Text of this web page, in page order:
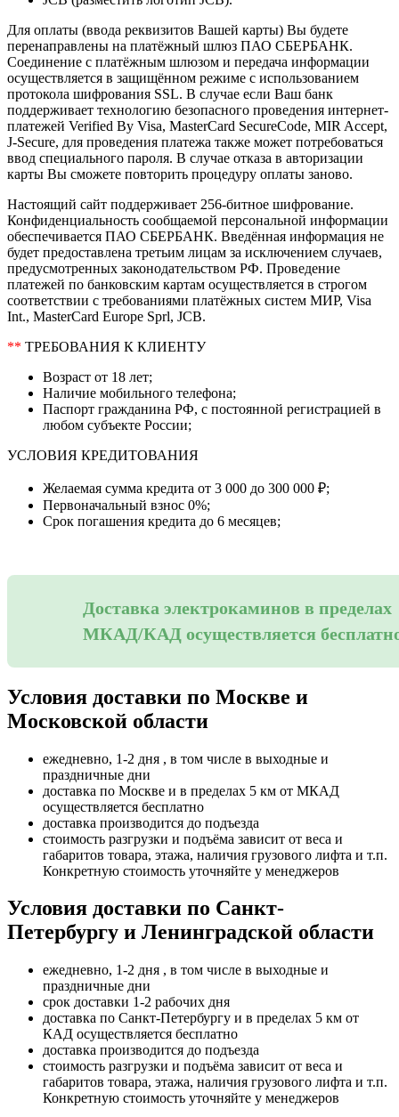
Для оплаты (ввода реквизитов Вашей карты) Вы будете
перенаправлены на платёжный шлюз ПАО СБЕРБАНК.
Соединение с платёжным шлюзом и передача информации
осуществляется в защищённом режиме с использованием
протокола шифрования SSL. В случае если Ваш банк
поддерживает технологию безопасного проведения интернет-
платежей Verified By Visa, MasterCard SecureCode, MIR Accept,
J-Secure, для проведения платежа также может потребоваться
ввод специального пароля. В случае отказа в авторизации
карты Вы сможете повторить процедуру оплаты заново.
Настоящий сайт поддерживает 256-битное шифрование.
Конфиденциальность сообщаемой персональной информации
обеспечивается ПАО СБЕРБАНК. Введённая информация не
будет предоставлена третьим лицам за исключением случаев,
предусмотренных законодательством РФ. Проведение
платежей по банковским картам осуществляется в строгом
соответствии с требованиями платёжных систем МИР, Visa
Int., MasterCard Europe Sprl, JCB.
** ТРЕБОВАНИЯ К КЛИЕНТУ
Возраст от 18 лет;
Наличие мобильного телефона;
Паспорт гражданина РФ, с постоянной регистрацией в
любом субъекте России;
УСЛОВИЯ КРЕДИТОВАНИЯ
Желаемая сумма кредита от 3 000 до 300 000 ₽;
Первоначальный взнос 0%;
Срок погашения кредита до 6 месяцев;
Доставка электрокаминов в пределах
МКАД/КАД осуществляется
Условия доставки по Москве и
Московской области
ежедневно, 1-2 дня , в том числе в выходные и
праздничные дни
доставка по Москве и в пределах 5 км от МКАД
осуществляется бесплатно
доставка производится до подъезда
стоимость разгрузки и подъёма зависит от веса и
габаритов товара, этажа, наличия грузового лифта и т.п.
Конкретную стоимость уточняйте у менеджеров
Условия доставки по Санкт-
Петербургу и Ленинградской области
ежедневно, 1-2 дня , в том числе в выходные и
праздничные дни
срок доставки 1-2 рабочих дня
доставка по Санкт-Петербургу и в пределах 5 км от
КАД осуществляется бесплатно
доставка производится до подъезда
стоимость разгрузки и подъёма зависит от веса и
габаритов товара, этажа, наличия грузового лифта и т.п.
Конкретную стоимость уточняйте у менеджеров